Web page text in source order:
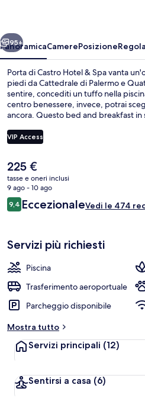
Spa
Avanti
95+
PanoramicaCamerePosizione
Porta di Castro Hotel & Spa vanta
piedi da Cattedrale di Palermo e
sentire, concediti un tuffo nella
centro benessere, invece, potrai
ancora. Questo bed and breakfast in
recensioni dei viaggiatori
colazione.
VIP Access
Il
prezzo
attuale
è
225 €
225 €
tasse e oneri inclusi
9 ago - 10 ago
Recensioni
9,49,4 su 10
EccezionaleVedi le 474
Servizi più richiesti
Piscina
Trasferimento aeroportuale
Parcheggio disponibile
Mostra tutto
Servizi principali (12)
Sentirsi a casa (6)